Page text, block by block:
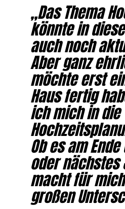
„Das Thema
könnte in
auch noch
Aber ganz
möchte erst
Haus fertig
ich mich in die
Ob es am
oder
macht für
großen